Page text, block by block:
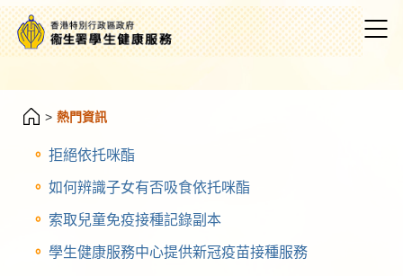
> 熱門資訊
拒絕依托咪酯
如何辨識子女有否吸食依托咪酯
索取兒童免疫接種記錄副本
學生健康服務中心提供新冠疫苗接種服務